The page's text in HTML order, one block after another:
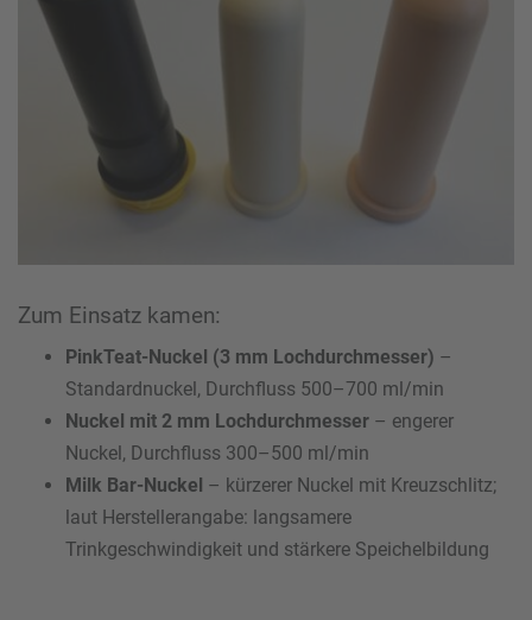
Zum Einsatz kamen:
PinkTeat-Nuckel (3 mm Lochdurchmesser) –
Standardnuckel, Durchfluss 500–700 ml/min
Nuckel mit 2 mm Lochdurchmesser – engerer
Nuckel, Durchfluss 300–500 ml/min
Milk Bar-Nuckel – kürzerer Nuckel mit Kreuzschlitz;
laut Herstellerangabe: langsamere
Trinkgeschwindigkeit und stärkere Speichelbildung